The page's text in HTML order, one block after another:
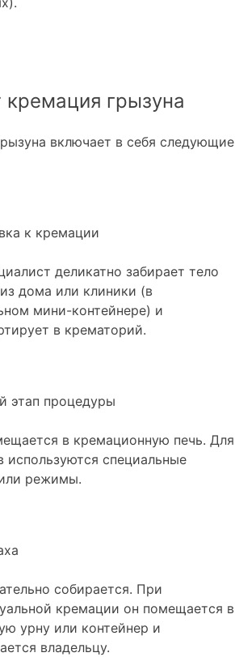
кремация грызуна
включает в себя следующие
к кремации
деликатно забирает тело
дома или клиники (в
мини-контейнере) и
в крематорий.
этап процедуры
в кремационную печь. Для
используются специальные
режимы.
собирается. При
кремации он помещается в
урну или контейнер и
владельцу.